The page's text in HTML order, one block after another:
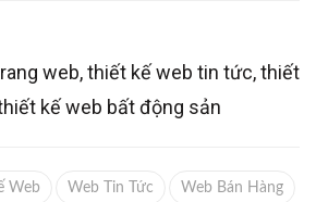
web, thiết kế web tin tức, thiết
kế web bất động sản
Web Web Tin Tức Web Bán Hàng